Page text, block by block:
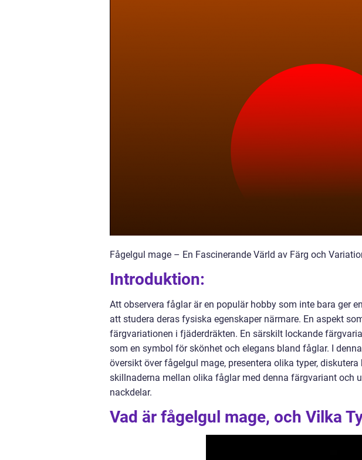
Fågelgul mage – En Fascinerande Värld av Färg och
Introduktion:
Att observera fåglar är en populär hobby som inte bara ger
att studera deras fysiska egenskaper närmare. En aspekt
färgvariationen i fjäderdräkten. En särskilt lockande
som en symbol för skönhet och elegans bland fåglar. I
översikt över fågelgul mage, presentera olika typer,
skillnaderna mellan olika fåglar med denna färgvariant och
nackdelar.
Vad är fågelgul mage, och Vilka